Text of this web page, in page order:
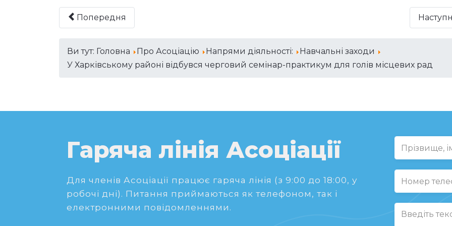
Попередня
Ви тут: Головна Про Асоціацію Напрями діяльності:
Навчальні заходи
У Харківському районі відбувся черговий семінар-практикум для голів місцевих рад
Гаряча лінія Асоціації
Для членів Асоціації працює гаряча лінія (з 9:00 до 18:00, у
робочі дні). Питання приймаються як телефоном, так і
електронними повідомленнями.